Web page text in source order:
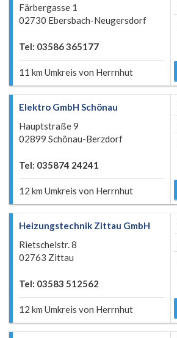
Färbergasse 1
02730 Ebersbach-Neugersdorf
Tel: 03586 365177
11 km Umkreis von Herrnhut
Elektro GmbH Schönau
Hauptstraße 9
02899 Schönau-Berzdorf
Tel: 035874 24241
12 km Umkreis von Herrnhut
Heizungstechnik Zittau GmbH
Rietschelstr. 8
02763 Zittau
Tel: 03583 512562
12 km Umkreis von Herrnhut